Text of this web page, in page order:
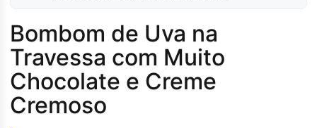
Bombom de Uva na
Travessa com Muito
Chocolate e Creme
Cremoso